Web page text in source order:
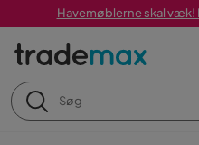
Havemøblerne skal væk!